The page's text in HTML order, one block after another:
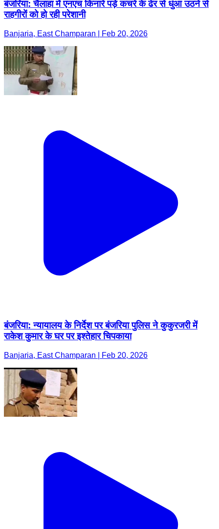
बंजरिया: चैलाहा में एनएच किनारे पड़े कचरे के ढेर से धुंआ उठने से
राहगीरों को हो रही परेशानी
Banjaria, East Champaran | Feb 20, 2026
बंजरिया: न्यायालय के निर्देश पर बंजरिया पुलिस ने कुकुरजरी में
राकेश कुमार के घर पर इश्तेहार चिपकाया
Banjaria, East Champaran | Feb 20, 2026